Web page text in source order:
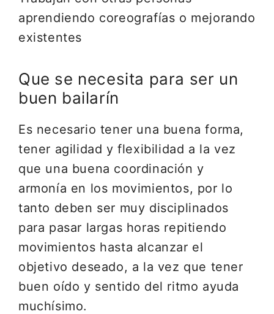
aprendiendo coreografías o mejorando
existentes
Que se necesita para ser un
buen bailarín
Es necesario tener una buena forma,
tener agilidad y flexibilidad a la vez
que una buena coordinación y
armonía en los movimientos, por lo
tanto deben ser muy disciplinados
para pasar largas horas repitiendo
movimientos hasta alcanzar el
objetivo deseado, a la vez que tener
buen oído y sentido del ritmo ayuda
muchísimo.